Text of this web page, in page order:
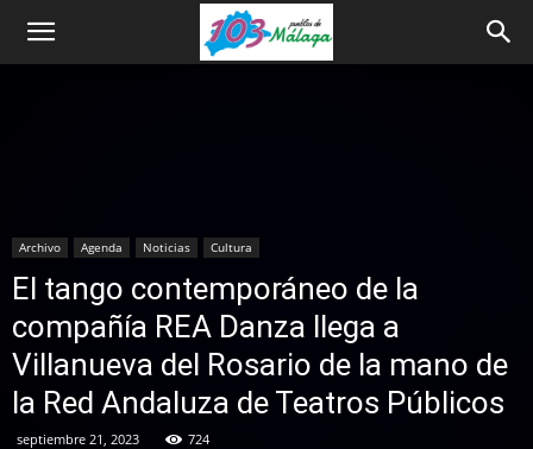
Archivo Agenda Noticias Cultura
El tango contemporáneo de la
compañía REA Danza llega a
Villanueva del Rosario de la mano de
la Red Andaluza de Teatros Públicos
septiembre 21, 2023 724